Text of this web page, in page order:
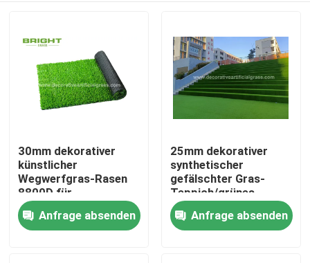
Heim
Produkte
30mm dekorativer
künstlicher
Wegwerfgras-Rasen
8800D für
Hochzeitsfest
Anfrage absenden
25mm dekorativer
synthetischer
gefälschter Gras-
Teppich/grünes
künstliches Treppen-
Gras 60*120cm
Anfrage absenden